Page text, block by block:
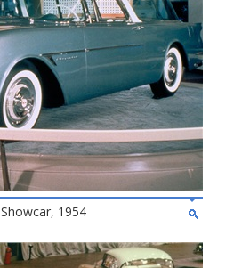
1954